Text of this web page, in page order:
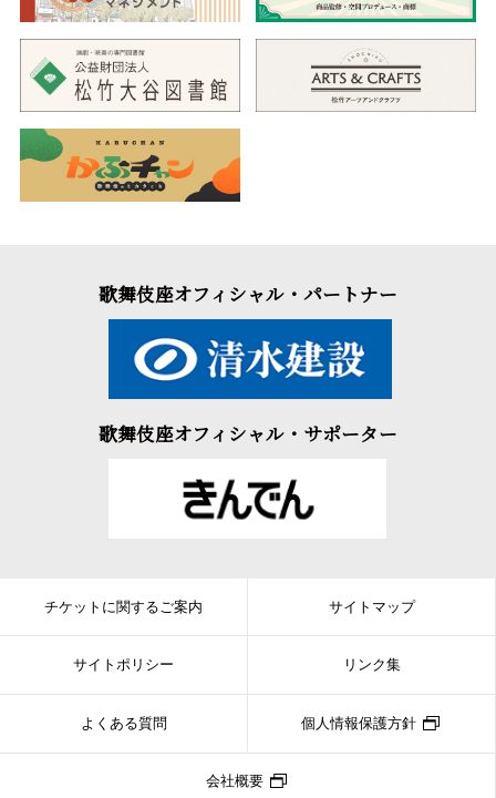
には高綱自身が討死したとの知らせが届きます。ところが盛綱が
首実検をすると、首は高綱のものではなく贋首。にもかかわらず
小四郎は、父を追って切腹します。贋首と承知で死を選ぶ小四郎
の様子を見た盛綱は、じっと考え込み…。
兄弟、親子と敵味方に別れて戦わざるを得ない複雑な人間関係
が織り成す物語に、争いの悲情さ、哀しさが描かれた時代物の大
作をご覧ください。
二、歌舞伎十八番の内勧進帳
に、武蔵坊弁慶ら家臣は山伏に姿を変えて奥州を目指しますが、
読むように命じると、弁慶はあるはずのない勧進帳を取り出し
て、朗々と読み上げていきます。すると富樫は一行を義経主従だ
と見破りながらも、主君を守る弁慶の命懸けの振る舞いに心打た
随所に見どころの尽きない名作をご鑑賞ください。
歌舞伎座オフィシャル・パートナー
歌舞伎座オフィシャル・サポーター
チケットに関するご案内 サイトマップ
サイトポリシー リンク集
よくある質問 個人情報保護方針
会社概要